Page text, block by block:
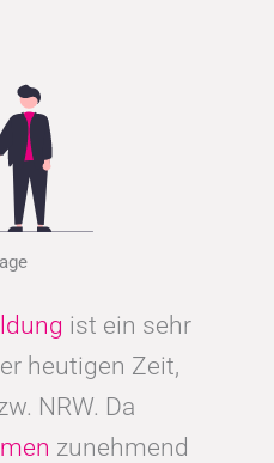
ist ein sehr
heutigen Zeit,
NRW. Da
zunehmend